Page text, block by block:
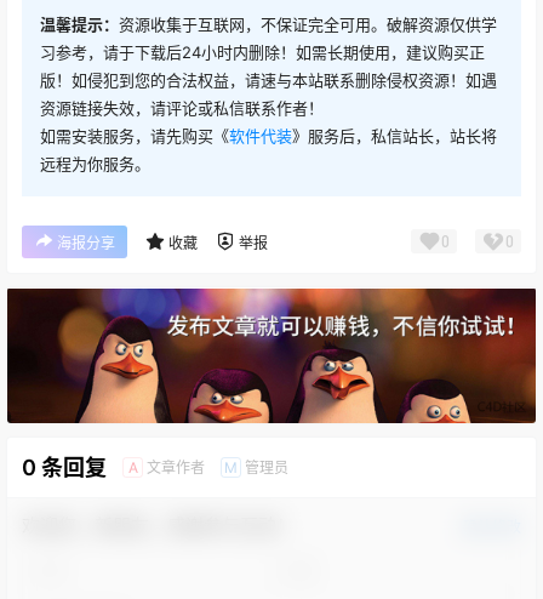
温馨提示： 资源收集于互联网，不保证完全可用。破解资源仅供学
习参考，请于下载后24小时内删除！如需长期使用，建议购买正
版！如侵犯到您的合法权益，请速与本站联系删除侵权资源！如遇
资源链接失效，请评论或私信联系作者！
如需安装服务，请先购买《软件代装》服务后，私信站长，站长将
远程为你服务。
海报分享 收藏 举报 0 0
0 条回复 A 文章作者 M 管理员